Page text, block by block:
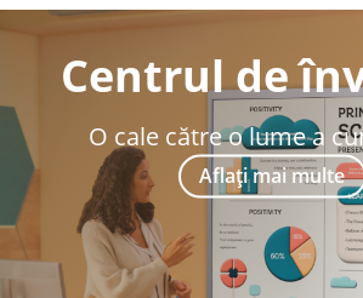
Centrul de
O cale către o lume a
Aflaţi mai multe